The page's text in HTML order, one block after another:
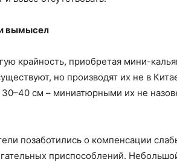
вымысел
крайность, приобретая мини-
но производят их не в
30–40 см – миниатюрными их не
позаботились о компенсации
приспособлений.